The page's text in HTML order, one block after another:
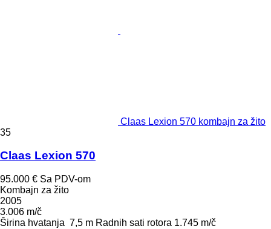
Claas Lexion 570 kombajn za žito
35
Claas Lexion 570
95.000 € Sa PDV-om
Kombajn za žito
2005
3.006 m/č
Širina hvatanja 7,5 m Radnih sati rotora 1.745 m/č